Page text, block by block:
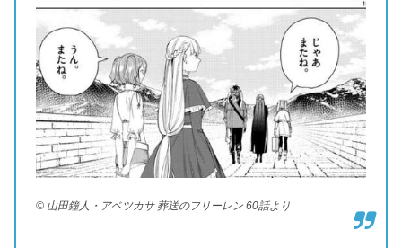
© 山田鐘人・アベツカサ 葬送のフリーレン 60話より